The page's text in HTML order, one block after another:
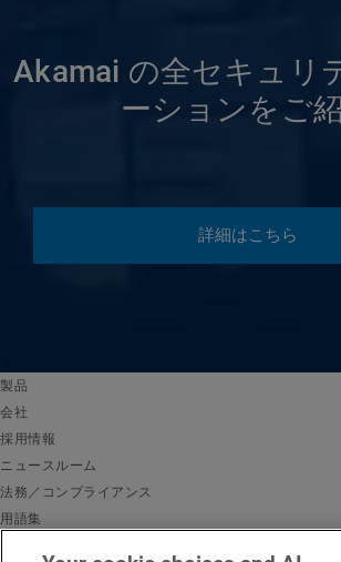
Akamai の全セキュリ
ーションをご
詳細はこちら
製品
クラウドコンピューティング
セキュリティ
コンテンツデリバリー
すべての製品とトライアル
グローバルサービス
会社
会社情報
リーダーシップ
受賞歴
取締役会
採用情報
採用情報
Akamai で働く
学生と新卒者
インクルーシブな職場環境
ニュースルーム
ニュースルーム
プレスリリース
Akamai 関連ニュース
法務／コンプライアンス
法務
情報セキュリティコンプライアンス
用語集
API セキュリティとは
English
Deutsch
Español
Français
Italiano
Português
中文
日本語